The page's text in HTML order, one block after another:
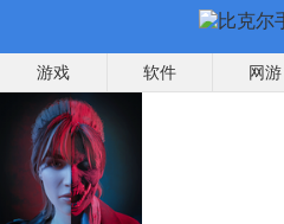
游戏 软件 网游